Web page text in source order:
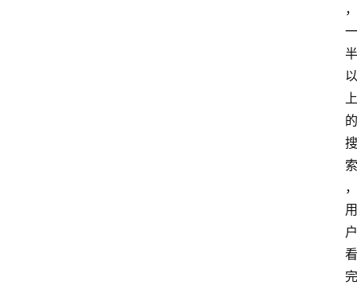
，
一
半
以
上
的
搜
索
，
用
户
看
完